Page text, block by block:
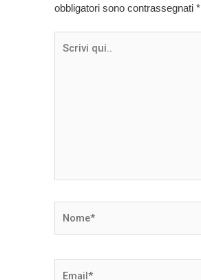
obbligatori sono contrassegnati*